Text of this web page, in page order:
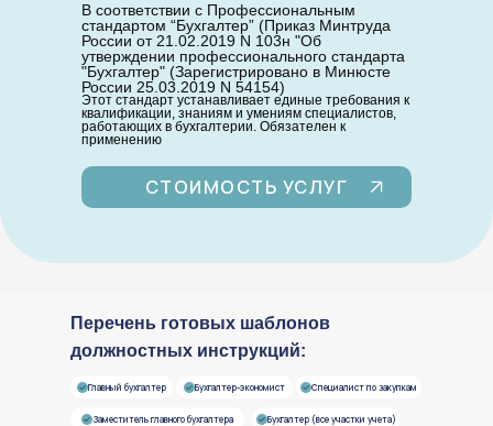
СТОИМОСТЬ УСЛУГ
В соответствии с Профессиональным
стандартом “Бухгалтер” (Приказ Минтруда
России от 21.02.2019 N 103н "Об
утверждении профессионального стандарта
"Бухгалтер" (Зарегистрировано в Минюсте
России 25.03.2019 N 54154)
Этот стандарт устанавливает единые требования к
квалификации, знаниям и умениям специалистов,
работающих в бухгалтерии. Обязателен к
применению
Главный бухгалтер
Заместитель главного бухгалтера Бухгалтер (все участки учета)
Бухгалтер-экономист Специалист по закупкам
Перечень готовых шаблонов
должностных инструкций: